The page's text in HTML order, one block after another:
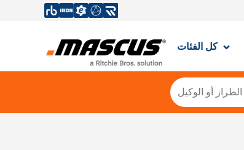
كل الفئات